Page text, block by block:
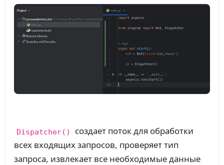
Dispatcher()
создает поток для обработки
всех входящих запросов, проверяет тип
запроса, извлекает все необходимые данные